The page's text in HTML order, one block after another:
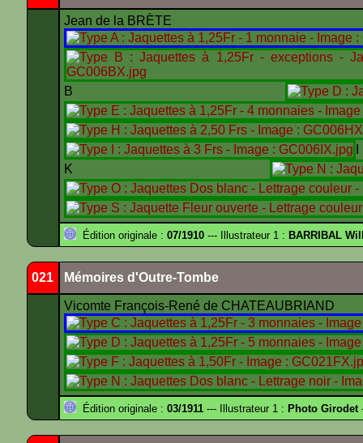
Jean de la BRÈTE
B
K
Édition originale : 07/1910 --- Illustrateur 1 : BARRIBAL
021 Mémoires d'Outre-Tombe
Vicomte François-René de CHATEAUBRIAND
Édition originale : 03/1911 --- Illustrateur 1 : Photo Girodet